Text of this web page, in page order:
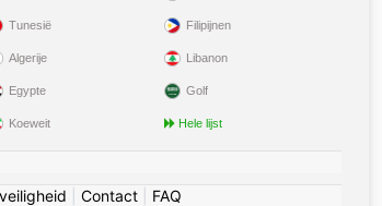
Tunesië
Algerije
Egypte
Koeweit
Filipijnen
Libanon
Golf
Hele lijst
Contact FAQ